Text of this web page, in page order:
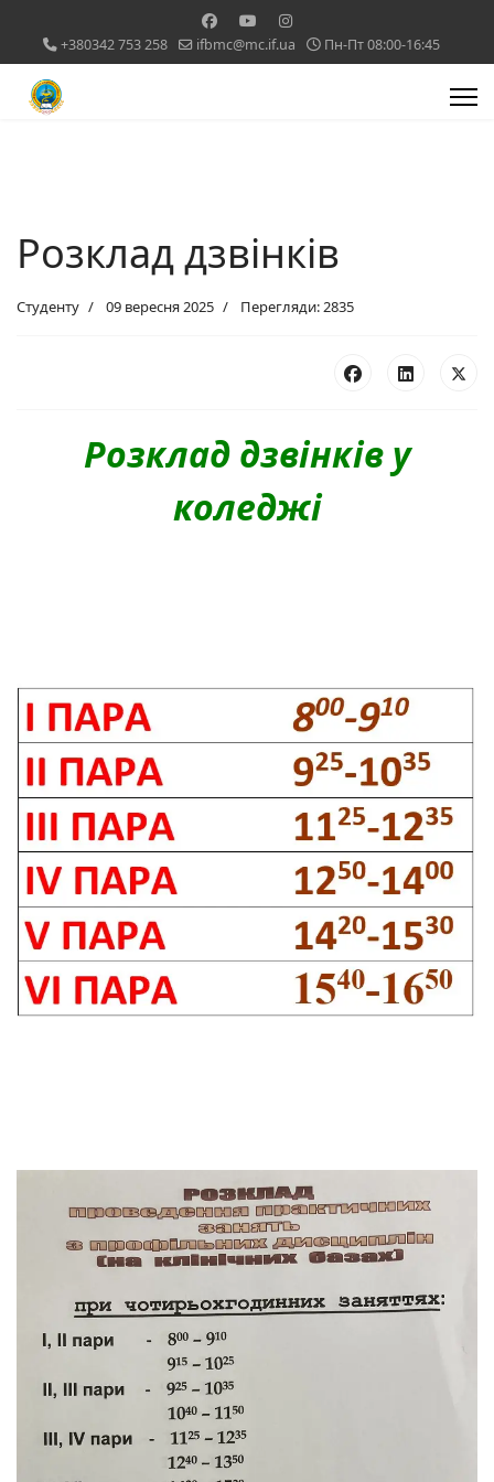
+380342 753 258 ifbmc@mc.if.ua Пн-Пт 08:00-16:45
Розклад дзвінків
Студенту 09 вересня 2025 Перегляди: 2835
Розклад дзвінків у
коледжі